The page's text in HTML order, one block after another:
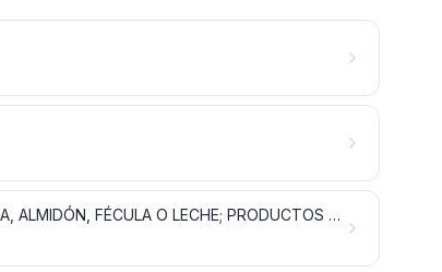
PREPARACIONES A BASE DE CEREALES, HARINA, ALMIDÓN, FÉCULA O LECHE; PRODUCTOS DE PASTELERÍA